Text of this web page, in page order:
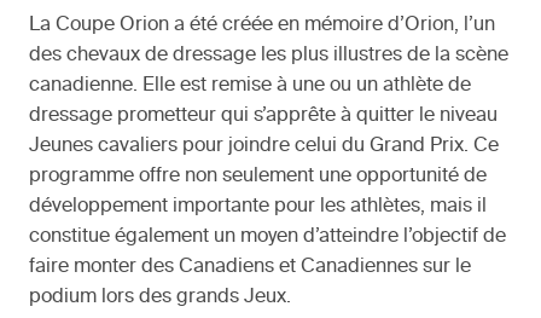
La Coupe Orion a été créée en mémoire d’Orion, l’un
des chevaux de dressage les plus illustres de la scène
canadienne. Elle est remise à une ou un athlète de
dressage prometteur qui s’apprête à quitter le niveau
Jeunes cavaliers pour joindre celui du Grand Prix. Ce
programme offre non seulement une opportunité de
développement importante pour les athlètes, mais il
constitue également un moyen d’atteindre l’objectif de
faire monter des Canadiens et Canadiennes sur le
podium lors des grands Jeux.